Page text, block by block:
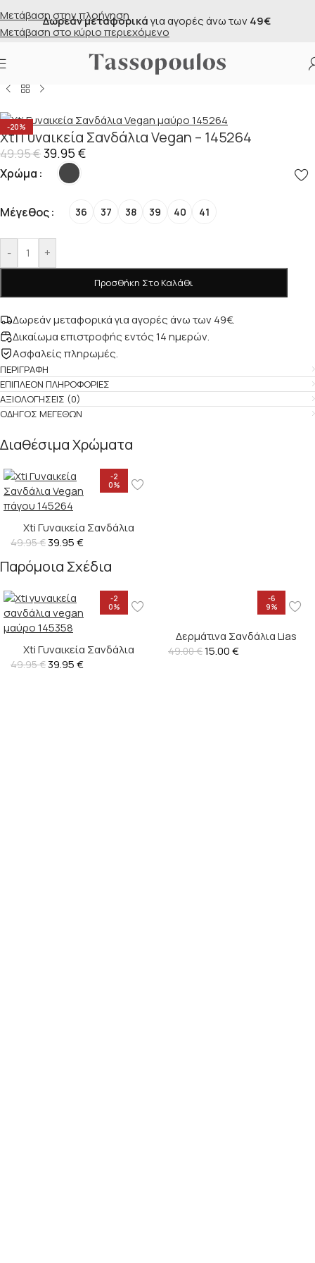
Μετάβαση στην πλοήγηση
Μετάβαση στο κύριο περιεχόμενο
Δωρεάν μεταφορικάγια αγορές άνω των49€
Αρχική σελίδα Κατάστημα/Γυναικεία/Ανατομικά Παπούτσια
-20%
Xti Γυναικεία Σανδάλια Vegan – 145264
49.95€39.95 €
Χρώμα
Μέγεθος 36 37 38 39 40 41
- +
Προσθήκη Στο Καλάθι
Δωρεάν μεταφορικά για αγορές άνω των 49€.
Δικαίωμα επιστροφής εντός 14 ημερών.
Ασφαλείς πληρωμές.
ΠΕΡΙΓΡΑΦΉ
ΕΠΙΠΛΈΟΝ ΠΛΗΡΟΦΟΡΊΕΣ
ΑΞΙΟΛΟΓΉΣΕΙΣ (0)
ΟΔΗΓΌΣ ΜΕΓΕΘΏΝ
Διαθέσιμα Χρώματα
-2
0%
Xti Γυναικεία Σανδάλια
Vegan – 145264
49.95€39.95€
Παρόμοια Σχέδια
-2
0%
Xti Γυναικεία Σανδάλια
Vegan – 145358
49.95€39.95€
-6
9%
Δερμάτινα Σανδάλια Lias
Mouse
49.00€15.00€